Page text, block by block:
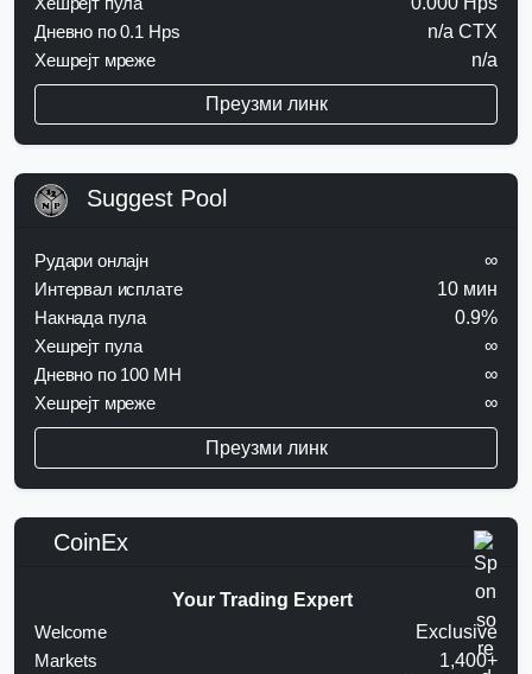
Дневно по 0.1 Hps
n/a CTX
Хешрејт мреже
n/a
Преузми линк
Suggest Pool
Рудари онлајн
∞
Интервал исплате
10 мин
Накнада пула
0.9%
Хешрејт пула
∞
Дневно по 100 MH
∞
Хешрејт мреже
∞
Преузми линк
CoinEx
Your Trading Expert
Welcome
Exclusive
Markets
1,400+